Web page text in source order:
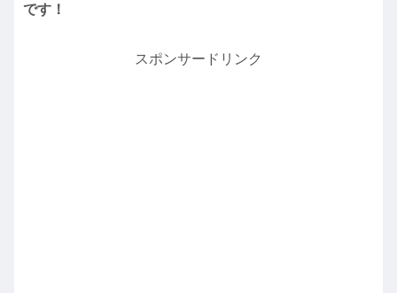
です！
スポンサードリンク